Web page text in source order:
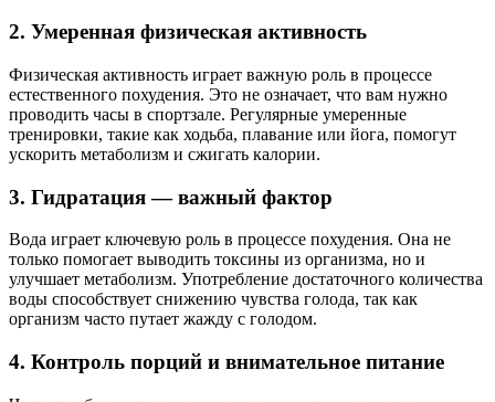
2. Умеренная физическая активность
Физическая активность играет важную роль в процессе
естественного похудения. Это не означает, что вам нужно
проводить часы в спортзале. Регулярные умеренные
тренировки, такие как ходьба, плавание или йога, помогут
ускорить метаболизм и сжигать калории.
3. Гидратация — важный фактор
Вода играет ключевую роль в процессе похудения. Она не
только помогает выводить токсины из организма, но и
улучшает метаболизм. Употребление достаточного количества
воды способствует снижению чувства голода, так как
организм часто путает жажду с голодом.
4. Контроль порций и внимательное питание